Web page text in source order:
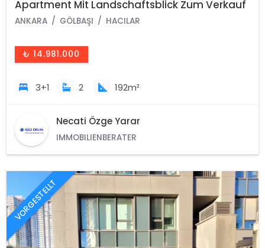
Apartment Mit Landschaftsblick Zum Verkauf
In Gölbaşı - Ankara -Turkey
ANKARA GÖLBAŞI HACILAR
₺ 14.981.000
3+1 2 192m²
Necati Özge Yarar
IMMOBILIENBERATER
VORGESTELLT